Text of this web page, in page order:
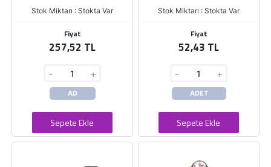
Stok Miktarı : Stokta Var
Fiyat
257,52 TL
- +
AD
Sepete Ekle
Stok Miktarı : Stokta Var
Fiyat
52,43 TL
- +
ADET
Sepete Ekle